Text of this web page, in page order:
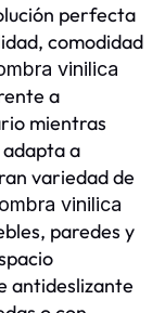
perfecta
comodidad
vinilica
a
mientras
a
variedad de
vinilica
paredes y
antideslizante